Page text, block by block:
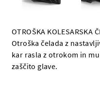
OTROŠKA KOLESARSKA
Otroška čelada z
kar rasla z otrokom in
zaščito glave.